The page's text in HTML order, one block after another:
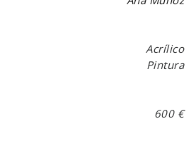
Acrílico
Pintura
600 €